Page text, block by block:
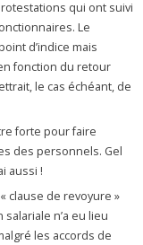
qui ont suivi
Le
d’indice mais
fonction du retour
le cas échéant, de
forte pour faire
des personnels. Gel
aussi !
clause de revoyure »
n’a eu lieu
les accords de